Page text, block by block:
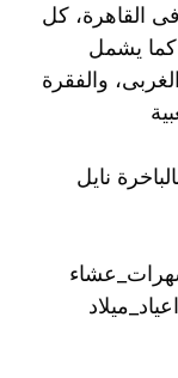
القاهرة، كل
كما يشمل
والفقرة
نايل